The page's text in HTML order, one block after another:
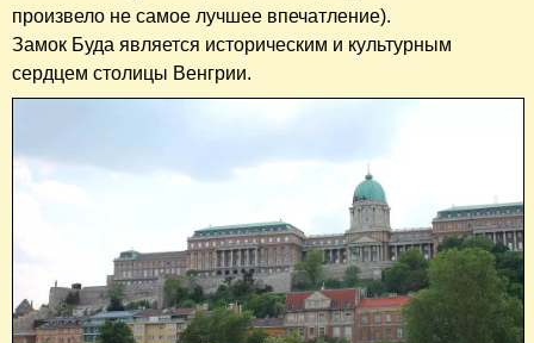
произвело не самое лучшее впечатление).
Замок Буда является историческим и культурным
сердцем столицы Венгрии.